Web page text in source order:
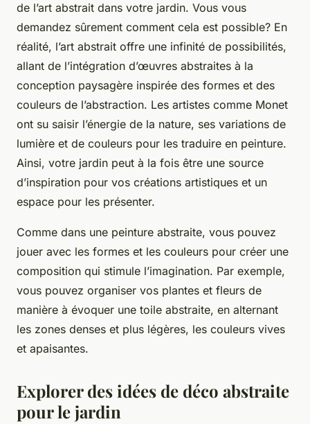
de l’art abstrait dans votre jardin. Vous vous
demandez sûrement comment cela est possible? En
réalité, l’art abstrait offre une infinité de possibilités,
allant de l’intégration d’œuvres abstraites à la
conception paysagère inspirée des formes et des
couleurs de l’abstraction. Les artistes comme Monet
ont su saisir l’énergie de la nature, ses variations de
lumière et de couleurs pour les traduire en peinture.
Ainsi, votre jardin peut à la fois être une source
d’inspiration pour vos créations artistiques et un
espace pour les présenter.
Comme dans une peinture abstraite, vous pouvez
jouer avec les formes et les couleurs pour créer une
composition qui stimule l’imagination. Par exemple,
vous pouvez organiser vos plantes et fleurs de
manière à évoquer une toile abstraite, en alternant
les zones denses et plus légères, les couleurs vives
et apaisantes.
Explorer des idées de déco abstraite
pour le jardin